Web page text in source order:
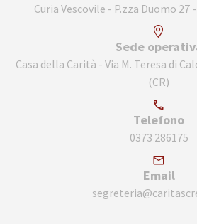
Curia Vescovile - P.zza Duomo 27
Sede
Casa della Carità - Via M. Teresa di
(CR)
Telefono
0373 286175
Email